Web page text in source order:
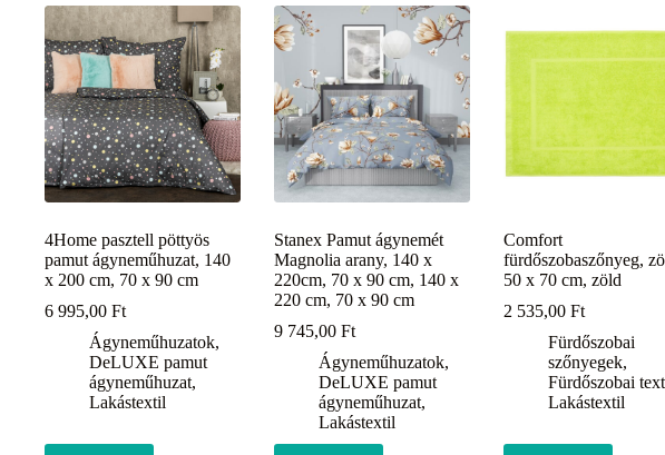
4Home pasztell pöttyös
pamut ágyneműhuzat, 140
x 200 cm, 70 x 90 cm
6 995,00 Ft
Ágyneműhuzatok,
DeLUXE pamut
ágyneműhuzat,
Lakástextil
Stanex Pamut ágynemét
Magnolia arany, 140 x
220cm, 70 x 90 cm, 140 x
220 cm, 70 x 90 cm
9 745,00Ft
Ágyneműhuzatok,
DeLUXE pamut
ágyneműhuzat,
Lakástextil
Comfort
fürdőszobaszőnyeg,
50 x 70 cm, zöld
2 535,00Ft
Fürdőszobai
szőnyegek,
Fürdőszobai
Lakástextil